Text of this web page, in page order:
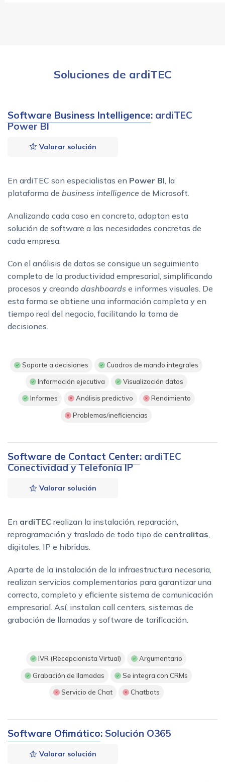
Soluciones de ardiTEC
Software Business Intelligence: ardiTEC
Power BI
Valorar solución
En ardiTEC son especialistas en Power BI , la
plataforma de business intelligence de Microsoft.
Analizando cada caso en concreto, adaptan esta
solución de software a las necesidades concretas de
cada empresa.
Con el análisis de datos se consigue un seguimiento
completo de la productividad empresarial, simplificando
procesos y creando dashboards e informes visuales. De
esta forma se obtiene una información completa y en
tiempo real del negocio, facilitando la toma de
decisiones.
Soporte a decisiones Cuadros de mando integrales
Información ejecutiva Visualización datos
Informes Análisis predictivo Rendimiento
Problemas/ineficiencias
Software de Contact Center: ardiTEC
Conectividad y Telefonía IP
Valorar solución
En ardiTEC realizan la instalación, reparación,
reprogramación y traslado de todo tipo de centralitas,
digitales, IP e híbridas.
Aparte de la instalación de la infraestructura necesaria,
realizan servicios complementarios para garantizar una
correcto, completo y eficiente sistema de comunicación
empresarial. Así, instalan call centers, sistemas de
grabación de llamadas y software de tarificación.
IVR (Recepcionista Virtual) Argumentario
Grabación de llamadas Se integra con CRMs
Servicio de Chat Chatbots
Software Ofimático: Solución O365
Valorar solución